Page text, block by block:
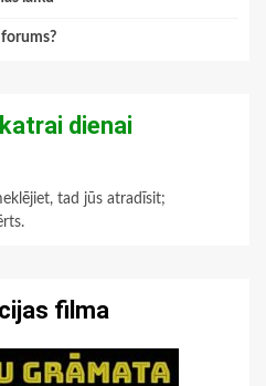
dienai
tad jūs atradīsit;
filma